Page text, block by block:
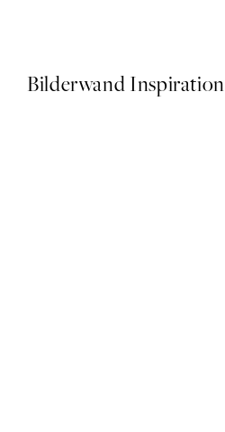
Bilderwand Inspiration